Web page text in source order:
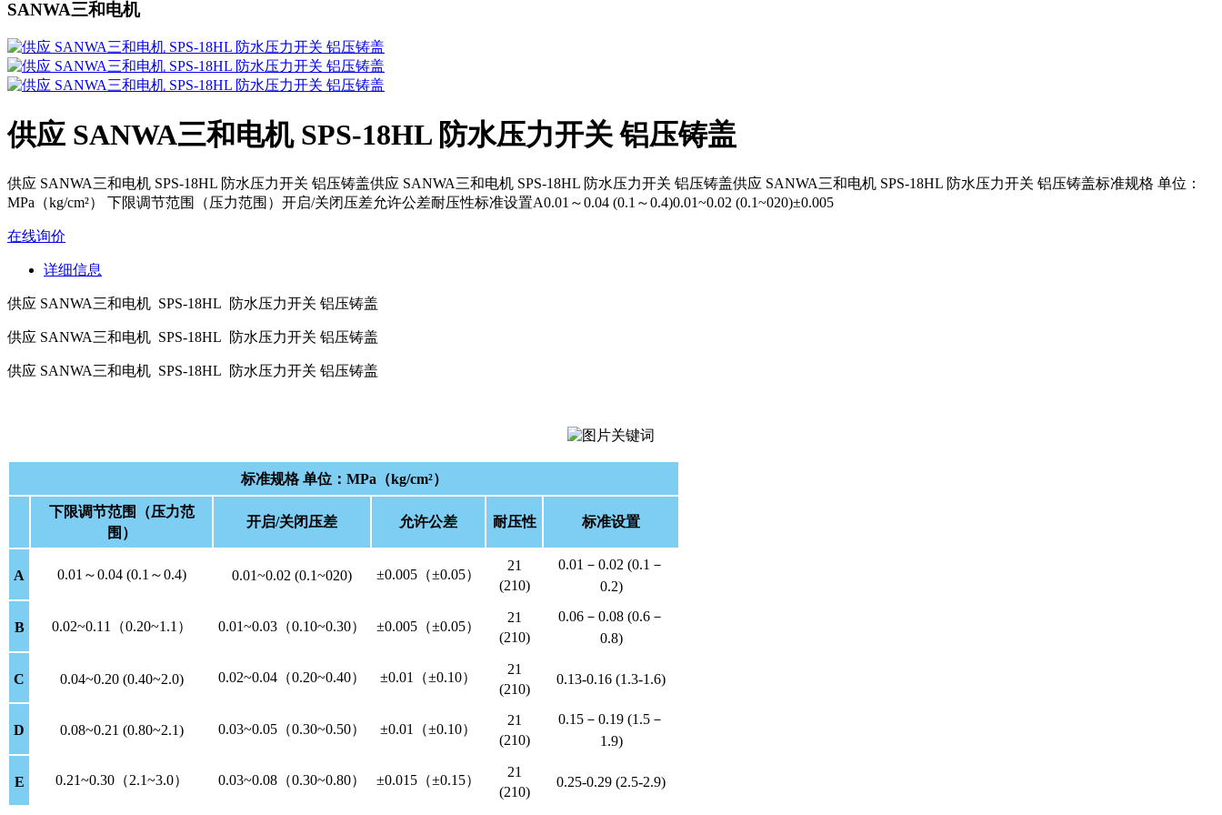
SANWA三和电机
供应 SANWA三和电机 SPS-18HL 防水压力开关 铝压铸盖
供应 SANWA三和电机 SPS-18HL 防水压力开关 铝压铸盖供应 SANWA三和电机 SPS-18HL 防水压力开关 铝压铸盖供应 SANWA三和电机 SPS-18HL 防水压力开关 铝压铸盖标准规格 单位：
MPa（kg/cm²） 下限调节范围（压力范围）开启/关闭压差允许公差耐压性标准设置A0.01～0.04 (0.1～0.4)0.01~0.02 (0.1~020)±0.005
在线询价
详细信息
供应 SANWA三和电机 SPS-18HL 防水压力开关 铝压铸盖
供应 SANWA三和电机 SPS-18HL 防水压力开关 铝压铸盖
供应 SANWA三和电机 SPS-18HL 防水压力开关 铝压铸盖
标准规格 单位：MPa（kg/cm²）
下限调节范围（压力范
围）
开启/关闭压差 允许公差 耐压性 标准设置
A 0.01～0.04 (0.1～0.4) 0.01~0.02 (0.1~020) ±0.005（±0.05）
21
(210)
0.01－0.02 (0.1－
0.2)
B 0.02~0.11（0.20~1.1） 0.01~0.03（0.10~0.30） ±0.005（±0.05）
21
(210)
0.06－0.08 (0.6－
0.8)
C 0.04~0.20 (0.40~2.0) 0.02~0.04（0.20~0.40） ±0.01（±0.10）
21
(210)
0.13-0.16 (1.3-1.6)
D 0.08~0.21 (0.80~2.1) 0.03~0.05（0.30~0.50） ±0.01（±0.10）
21
(210)
0.15－0.19 (1.5－
1.9)
E 0.21~0.30（2.1~3.0） 0.03~0.08（0.30~0.80） ±0.015（±0.15）
21
(210)
0.25-0.29 (2.5-2.9)